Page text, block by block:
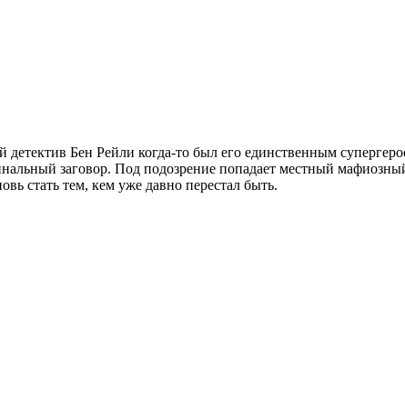
Бен Рейли когда-то был его единственным
заговор. Под подозрение попадает местный
стать тем, кем уже давно перестал быть.